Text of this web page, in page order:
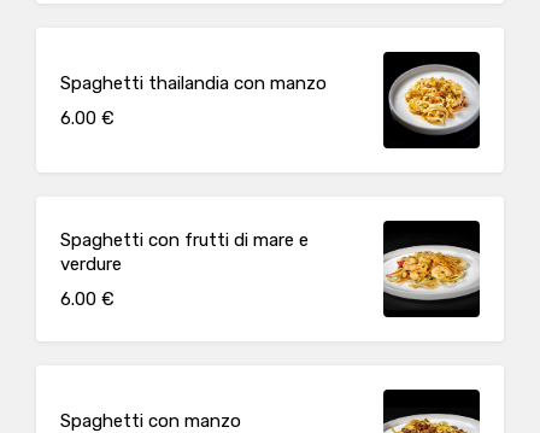
Spaghetti thailandia con manzo
6.00 €
Spaghetti con frutti di mare e
verdure
6.00 €
Spaghetti con manzo